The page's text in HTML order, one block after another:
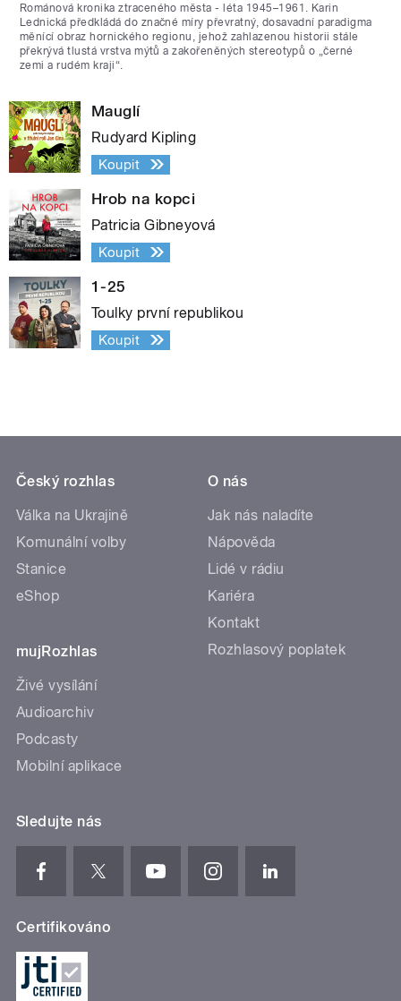
Románová kronika ztraceného města - léta 1945–1961. Karin
Lednická předkládá do značné míry převratný, dosavadní paradigma
měnící obraz hornického regionu, jehož zahlazenou historii stále
překrývá tlustá vrstva mýtů a zakořeněných stereotypů o „černé
zemi a rudém kraji“.
Mauglí
Rudyard Kipling
Koupit
Hrob na kopci
Patricia Gibneyová
Koupit
1-25
Toulky první republikou
Koupit
Český rozhlas
Válka na Ukrajině
Komunální volby
Stanice
eShop
mujRozhlas
Živé vysílání
Audioarchiv
Podcasty
Mobilní aplikace
O nás
Jak nás naladíte
Nápověda
Lidé v rádiu
Kariéra
Kontakt
Rozhlasový poplatek
Sledujte nás
Certifikováno